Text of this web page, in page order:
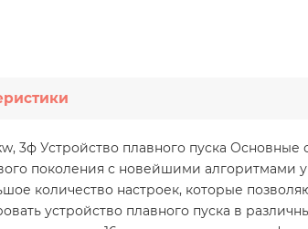
3ф Устройство плавного пуска
поколения с новейшими алгоритмами
количество настроек, которые
устройство плавного пуска в